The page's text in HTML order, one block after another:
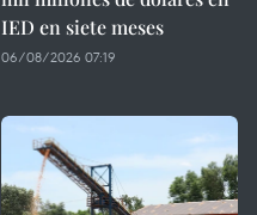
IED en siete meses
06/08/2026 07:19